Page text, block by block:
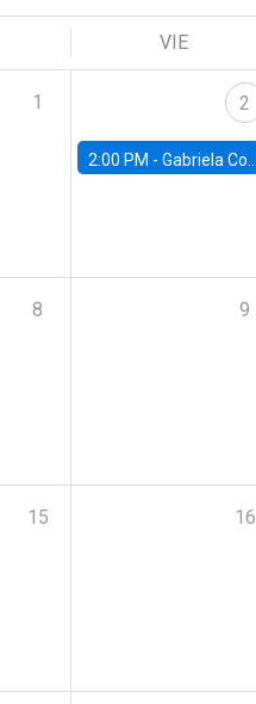
VIE
1 2
2:00 PM - Gabriela Contreras, Banco Central de Chile y UC
8 9
15 16